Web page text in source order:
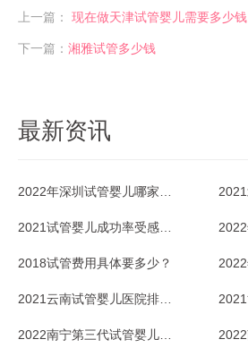
上一篇： 现在做天津试管婴儿需要多少钱
下一篇： 湘雅试管多少钱
最新资讯
2018试管费用具体要多少？